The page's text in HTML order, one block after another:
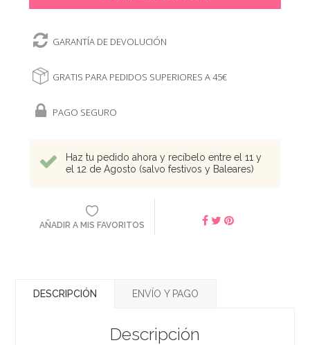
GARANTÍA DE DEVOLUCIÓN
GRATIS PARA PEDIDOS SUPERIORES A 45€
PAGO SEGURO
Haz tu pedido ahora y recíbelo entre el 11 y
el 12 de Agosto (salvo festivos y Baleares)
AÑADIR A MIS FAVORITOS
DESCRIPCIÓN ENVÍO Y PAGO
Descripción